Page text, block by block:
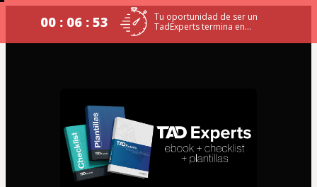
00 : 06 : 53
Tu oportunidad de ser un
TadExperts termina en...